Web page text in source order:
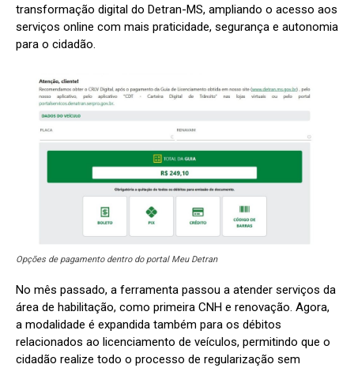
transformação digital do Detran-MS, ampliando o acesso aos
serviços online com mais praticidade, segurança e autonomia
para o cidadão.
Opções de pagamento dentro do portal Meu Detran
No mês passado, a ferramenta passou a atender serviços da
área de habilitação, como primeira CNH e renovação. Agora,
a modalidade é expandida também para os débitos
relacionados ao licenciamento de veículos, permitindo que o
cidadão realize todo o processo de regularização sem